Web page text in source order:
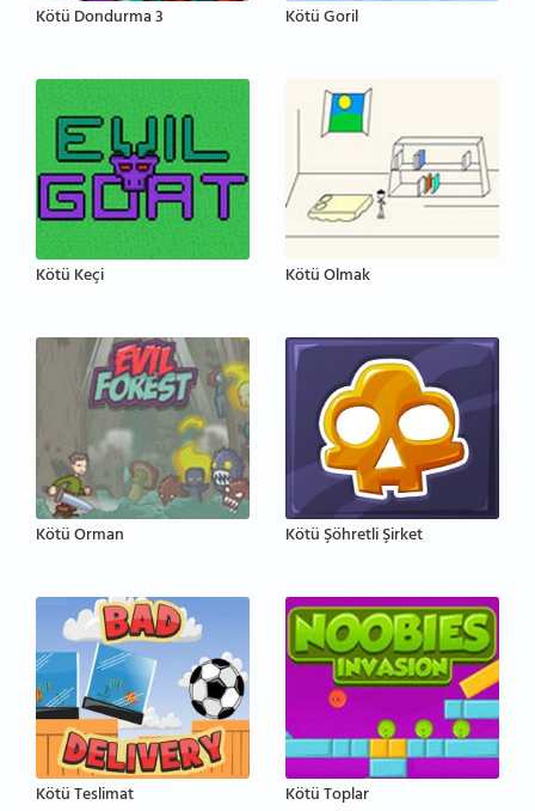
Kötü Dondurma 3 Kötü Goril
Kötü Keçi Kötü Olmak
Kötü Orman Kötü Şöhretli Şirket
Kötü Teslimat Kötü Toplar